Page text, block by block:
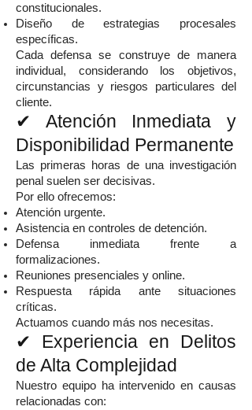
constitucionales.
Diseño de estrategias procesales
específicas.
Cada defensa se construye de manera
individual, considerando los objetivos,
circunstancias y riesgos particulares del
cliente.
✔ Atención Inmediata y
Disponibilidad Permanente
Las primeras horas de una investigación
penal suelen ser decisivas.
Por ello ofrecemos:
Atención urgente.
Asistencia en controles de detención.
Defensa inmediata frente a
formalizaciones.
Reuniones presenciales y online.
Respuesta rápida ante situaciones
críticas.
Actuamos cuando más nos necesitas.
✔ Experiencia en Delitos
de Alta Complejidad
Nuestro equipo ha intervenido en causas
relacionadas con: